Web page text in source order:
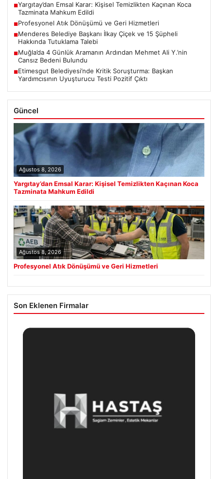
■Yargıtay’dan Emsal Karar: Kişisel Temizlikten Kaçınan Koca
Tazminata Mahkum Edildi
■Profesyonel Atık Dönüşümü ve Geri Hizmetleri
■Menderes Belediye Başkanı İlkay Çiçek ve 15 Şüpheli
Hakkında Tutuklama Talebi
■Muğla’da 4 Günlük Aramanın Ardından Mehmet Ali Y.’nin
Cansız Bedeni Bulundu
■Etimesgut Belediyesi’nde Kritik Soruşturma: Başkan
Yardımcısının Uyuşturucu Testi Pozitif Çıktı
Güncel
Ağustos 8, 2026
Yargıtay’dan Emsal Karar: Kişisel Temizlikten Kaçınan Koca
Tazminata Mahkum Edildi
Ağustos 8, 2026
Profesyonel Atık Dönüşümü ve Geri Hizmetleri
Son Eklenen Firmalar